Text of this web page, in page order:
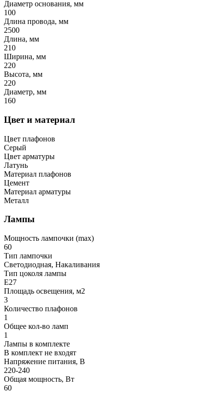
Диаметр основания, мм
100
Длина провода, мм
2500
Длина, мм
210
Ширина, мм
220
Высота, мм
220
Диаметр, мм
160
Цвет и материал
Цвет плафонов
Серый
Цвет арматуры
Латунь
Материал плафонов
Цемент
Материал арматуры
Металл
Лампы
Мощность лампочки (max)
60
Тип лампочки
Светодиодная, Накаливания
Тип цоколя лампы
E27
Площадь освещения, м2
3
Количество плафонов
1
Общее кол-во ламп
1
Лампы в комплекте
В комплект не входят
Напряжение питания, В
220-240
Общая мощность, Вт
60